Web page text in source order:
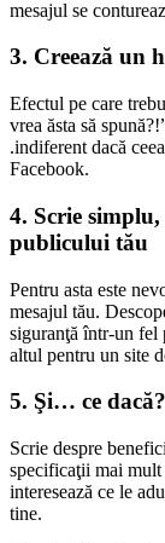
mesajul se
3. Creează un
Efectul pe care
vrea ăsta să
.indiferent dacă
Facebook.
4. Scrie
publicului tău
Pentru asta este
mesajul tău.
siguranţă într-un fel
altul pentru un site
5. Şi… ce dacă?
Scrie despre
specificaţii mai mult
interesează ce le
tine.